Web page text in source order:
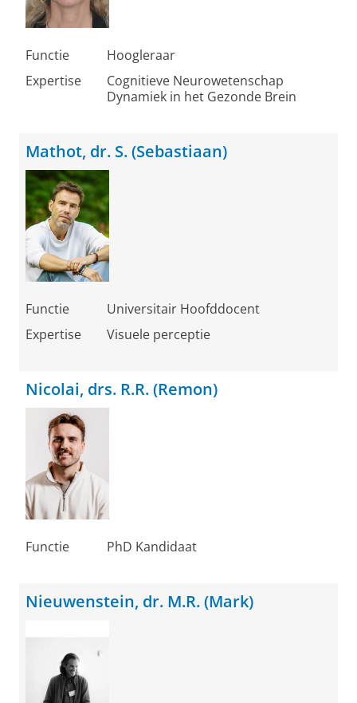
Functie
Hoogleraar
Expertise
Cognitieve Neurowetenschap
Dynamiek in het Gezonde Brein
Mathot, dr. S. (Sebastiaan)
Functie
Universitair Hoofddocent
Expertise
Visuele perceptie
Nicolai, drs. R.R. (Remon)
Functie PhD Kandidaat
Nieuwenstein, dr. M.R. (Mark)